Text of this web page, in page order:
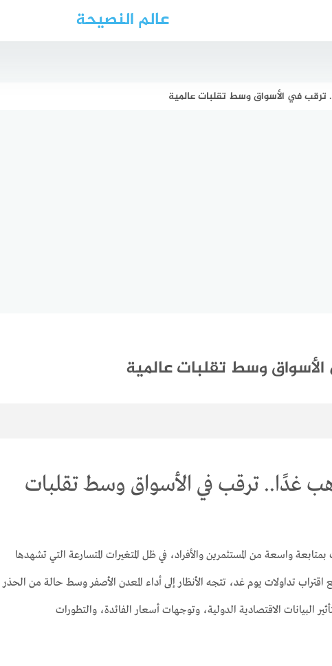
عالم النصيحة
ترقب في الأسواق وسط تقلبات عالمية
وسط تقلبات عالمية
غدًا.. ترقب في الأسواق وسط تقلبات
واسعة من المستثمرين والأفراد، في ظل المتغيرات المتسارعة التي تشهدها
اقتراب تداولات يوم غد، تتجه الأنظار إلى أداء المعدن الأصفر وسط حالة من الحذر
البيانات الاقتصادية الدولية، وتوجهات أسعار الفائدة، والتطورات